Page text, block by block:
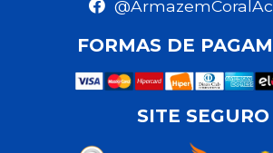
FORMAS DE
SITE SEGURO